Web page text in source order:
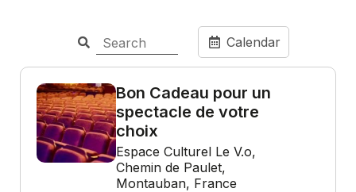
Calendar
Bon Cadeau pour un
spectacle de votre
choix
Espace Culturel Le V.o,
Chemin de Paulet,
Montauban, France